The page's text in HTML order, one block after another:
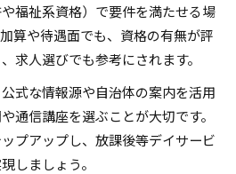
福祉系資格）で要件を満たせる場
算や待遇面でも、資格の有無が評
求人選びでも参考にされます。
式な情報源や自治体の案内を活用
通信講座を選ぶことが大切です。
プアップし、放課後等デイサービ
しましょう。